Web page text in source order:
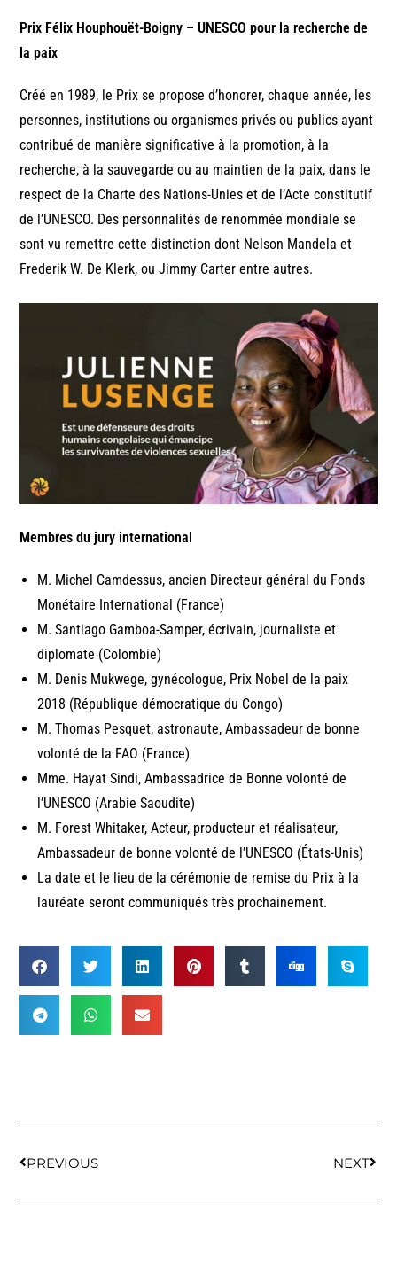
Prix Félix Houphouët-Boigny – UNESCO pour la recherche de
la paix
Créé en 1989, le Prix se propose d’honorer, chaque année, les
personnes, institutions ou organismes privés ou publics ayant
contribué de manière significative à la promotion, à la
recherche, à la sauvegarde ou au maintien de la paix, dans le
respect de la Charte des Nations-Unies et de l’Acte constitutif
de l’UNESCO. Des personnalités de renommée mondiale se
sont vu remettre cette distinction dont Nelson Mandela et
Frederik W. De Klerk, ou Jimmy Carter entre autres.
Membres du jury international
M. Michel Camdessus, ancien Directeur général du Fonds
Monétaire International (France)
M. Santiago Gamboa-Samper, écrivain, journaliste et
diplomate (Colombie)
M. Denis Mukwege, gynécologue, Prix Nobel de la paix
2018 (République démocratique du Congo)
M. Thomas Pesquet, astronaute, Ambassadeur de bonne
volonté de la FAO (France)
Mme. Hayat Sindi, Ambassadrice de Bonne volonté de
l’UNESCO (Arabie Saoudite)
M. Forest Whitaker, Acteur, producteur et réalisateur,
Ambassadeur de bonne volonté de l’UNESCO (États-Unis)
La date et le lieu de la cérémonie de remise du Prix à la
lauréate seront communiqués très prochainement.
PREVIOUS NEXT